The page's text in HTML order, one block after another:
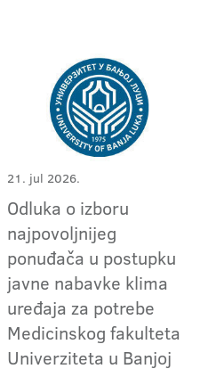
21. jul 2026.
Odluka o izboru
najpovoljnijeg
ponuđača u postupku
javne nabavke klima
uređaja za potrebe
Medicinskog fakulteta
Univerziteta u Banjoj